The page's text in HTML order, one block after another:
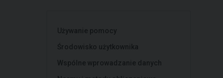
Używanie pomocy
Środowisko użytkownika
Wspólne wprowadzanie danych